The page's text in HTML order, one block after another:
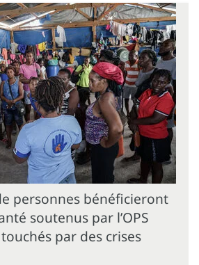
personnes bénéficieront
soutenus par l’OPS
par des crises